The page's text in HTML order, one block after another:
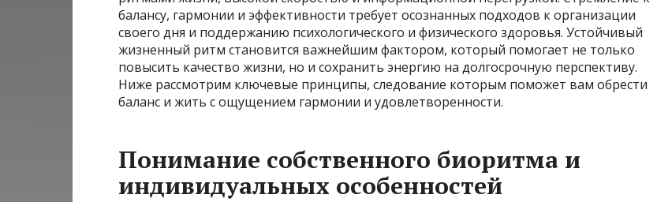
балансу, гармонии и эффективности требует осознанных подходов к организации
своего дня и поддержанию психологического и физического здоровья. Устойчивый
жизненный ритм становится важнейшим фактором, который помогает не только
повысить качество жизни, но и сохранить энергию на долгосрочную перспективу.
Ниже рассмотрим ключевые принципы, следование которым поможет вам обрести
баланс и жить с ощущением гармонии и удовлетворенности.
Понимание собственного биоритма и
индивидуальных особенностей